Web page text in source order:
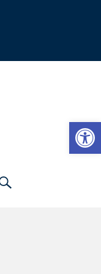
Otwórz pasek narzędzi